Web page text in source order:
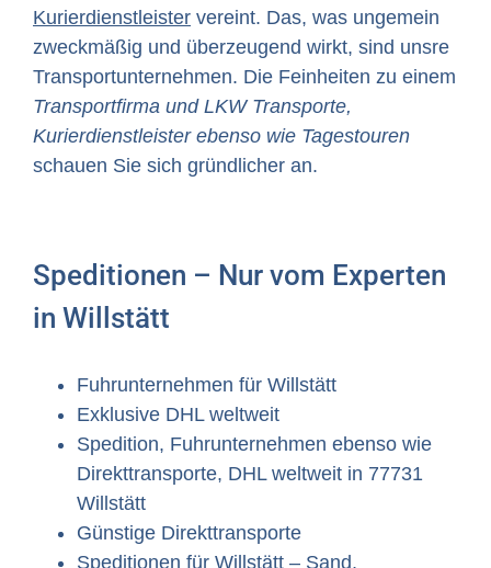
Kurierdienstleister vereint. Das, was ungemein
zweckmäßig und überzeugend wirkt, sind unsre
Transportunternehmen. Die Feinheiten zu einem
Transportfirma und LKW Transporte,
Kurierdienstleister ebenso wie Tagestouren
schauen Sie sich gründlicher an.
Speditionen – Nur vom Experten
in Willstätt
Fuhrunternehmen für Willstätt
Exklusive DHL weltweit
Spedition, Fuhrunternehmen ebenso wie
Direkttransporte, DHL weltweit in 77731
Willstätt
Günstige Direkttransporte
Speditionen für Willstätt – Sand,